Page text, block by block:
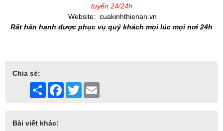
tuyến 24/24h
Website: cuakinhthienan.vn
Rất hân hạnh được phục vụ quý khách mọi lúc mọi nơi 24h
Chia sẻ:
Share Facebook
Twitter
Bài viết khác: